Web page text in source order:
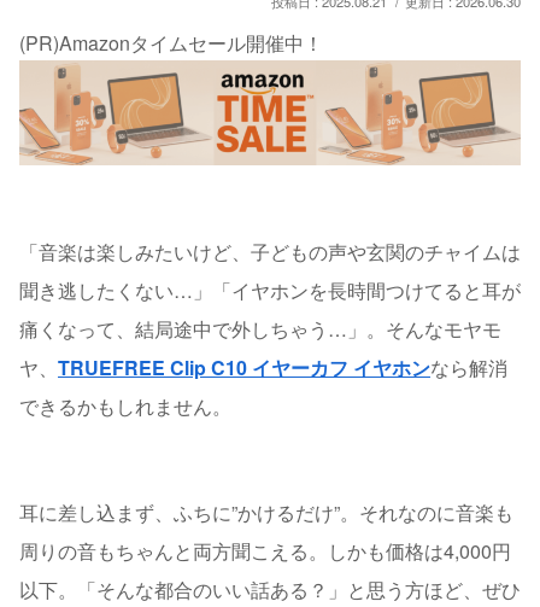
(PR)Amazonタイムセール開催中！
「音楽は楽しみたいけど、子どもの声や玄関のチャイムは
聞き逃したくない…」「イヤホンを長時間つけてると耳が
痛くなって、結局途中で外しちゃう…」。そんなモヤモ
ヤ、 TRUEFREE Clip C10 イヤーカフ イヤホンなら解消
できるかもしれません。
耳に差し込まず、ふちに”かけるだけ”。それなのに音楽も
周りの音もちゃんと両方聞こえる。しかも価格は4,000円
以下。「そんな都合のいい話ある？」と思う方ほど、ぜひ